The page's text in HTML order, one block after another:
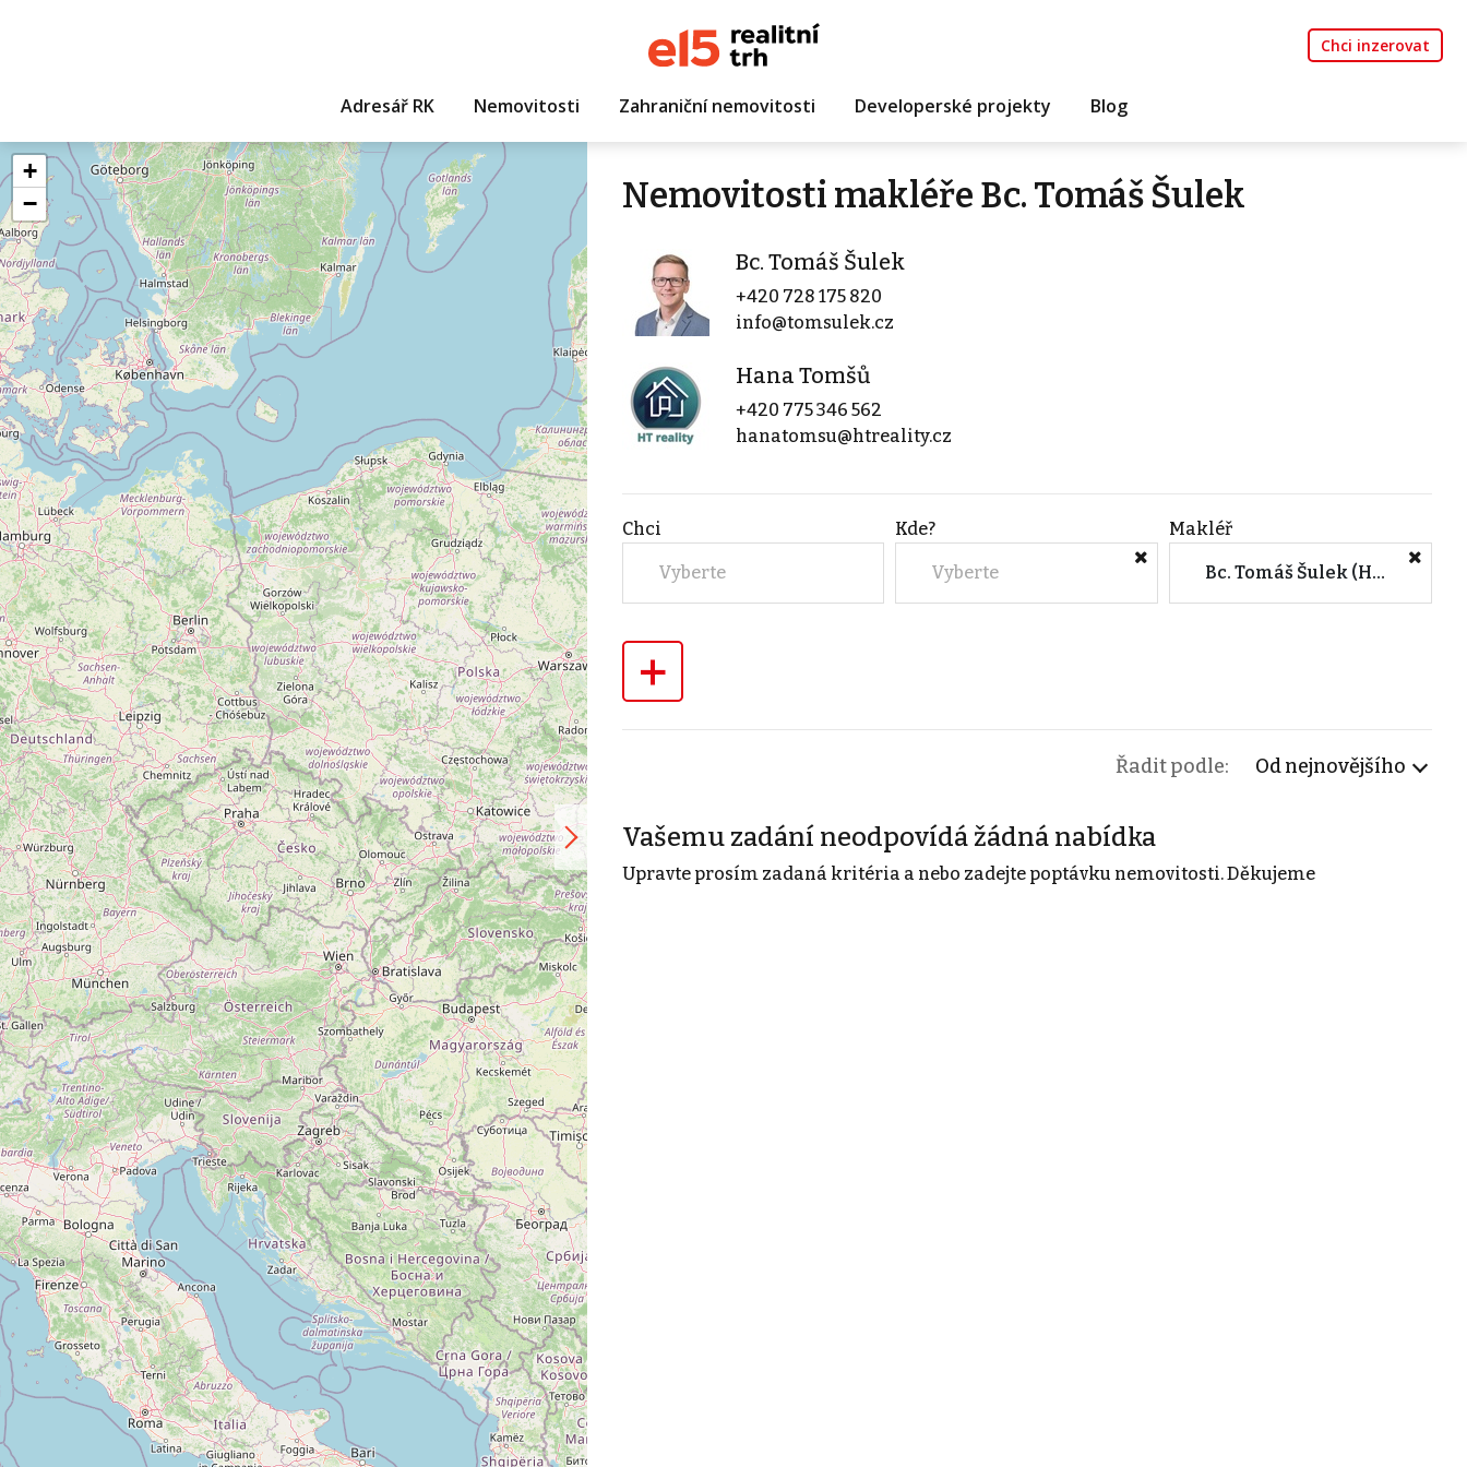
Chci inzerovat
Adresář RK Nemovitosti Zahraniční nemovitosti Developerské projekty Blog
+
−
Nemovitosti makléře Bc. Tomáš Šulek
Bc. Tomáš Šulek
+420 728 175 820
info@tomsulek.cz
Hana Tomšů
+420 775 346 562
hanatomsu@htreality.cz
Chci
Vyberte
Kde?
Vyberte
Makléř
Bc. Tomáš Šulek (Hana Tomšů)
+
Řadit podle: Od nejnovějšího
Vašemu zadání neodpovídá žádná nabídka
Upravte prosím zadaná kritéria a nebo zadejte poptávku nemovitosti. Děkujeme